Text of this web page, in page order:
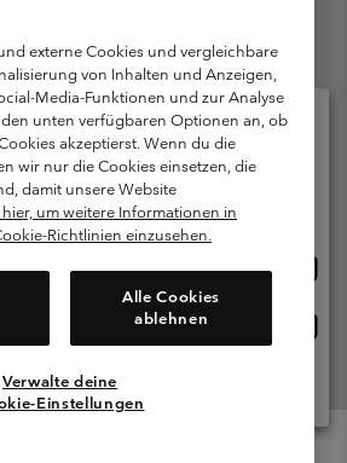
Rechte vorbehalten.
Allgemeine Verkaufsbedingungen
Garantie
des Mitglieder Programms
Nutzergenerierte Inhalte
- 13:00 & 14:00- 18:00 Uhr
externe Cookies und vergleichbare
von Inhalten und Anzeigen,
Media-Funktionen und zur Analyse
unten verfügbaren Optionen an, ob
akzeptierst. Wenn du die
wir nur die Cookies einsetzen, die
damit unsere Website
hier, um weitere Informationen in
Richtlinien einzusehen.
Alle Cookies
ablehnen
Verwalte deine
Einstellungen
Ihr Lieferland und Ihre Sprache
Einkauf verfügbar
Länder Anzeigen